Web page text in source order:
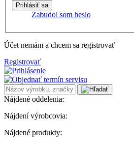
Zabudol som heslo
Účet nemám a chcem sa registrovať
Registrovať
Nájdené oddelenia:
Nájdení výrobcovia:
Nájdené produkty: